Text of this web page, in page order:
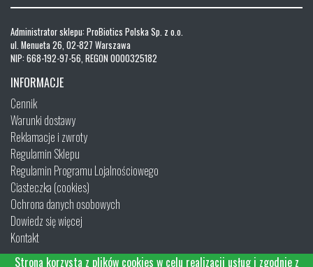
Administrator sklepu: ProBiotics Polska Sp. z o.o.
ul. Menueta 26, 02-827 Warszawa
NIP: 668-192-97-56, REGON 0000325182
INFORMACJE
Cennik
Warunki dostawy
Reklamacje i zwroty
Regulamin Sklepu
Regulamin Programu Lojalnościowego
Ciasteczka (cookies)
Ochrona danych osobowych
Dowiedz się więcej
Kontakt
Strona korzysta z plików cookies w celu realizacji usług i zgodnie z